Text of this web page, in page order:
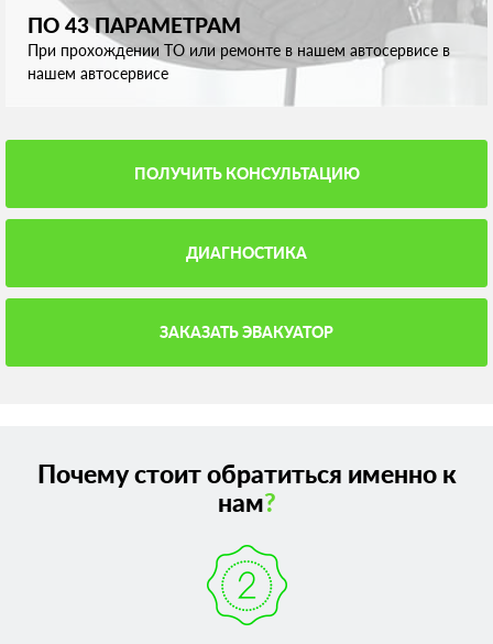
ПО 43 ПАРАМЕТРАМ
При прохождении ТО или ремонте в нашем автосервисе в
нашем автосервисе
ПОЛУЧИТЬ КОНСУЛЬТАЦИЮ
ДИАГНОСТИКА
ЗАКАЗАТЬ ЭВАКУАТОР
Почему стоит обратиться именно к
нам?